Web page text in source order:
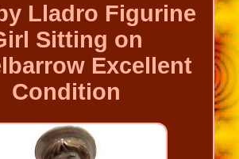
Lladro Figurine
Sitting on
Excellent
Condition